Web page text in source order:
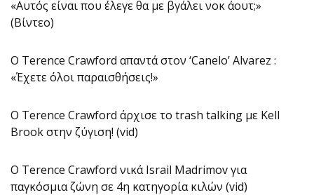
«Αυτός είναι που έλεγε θα με βγάλει νοκ άουτ;»
(Βίντεο)
O Terence Crawford απαντά στον ‘Canelo’ Alvarez :
«Έχετε όλοι παραισθήσεις!»
O Terence Crawford άρχισε το trash talking με Kell
Brook στην ζύγιση! (vid)
O Terence Crawford νικά Israil Madrimov για
παγκόσμια ζώνη σε 4η κατηγορία κιλών (vid)